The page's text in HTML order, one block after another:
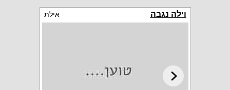
וילה נגבה אילת